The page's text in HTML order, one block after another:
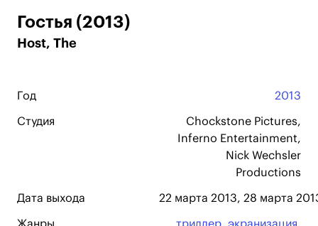
Гостья (2013)
Host, The
Год 2013
Студия
Chockstone Pictures,
Inferno Entertainment,
Nick Wechsler
Productions
Дата выхода 22 марта 2013, 28 марта